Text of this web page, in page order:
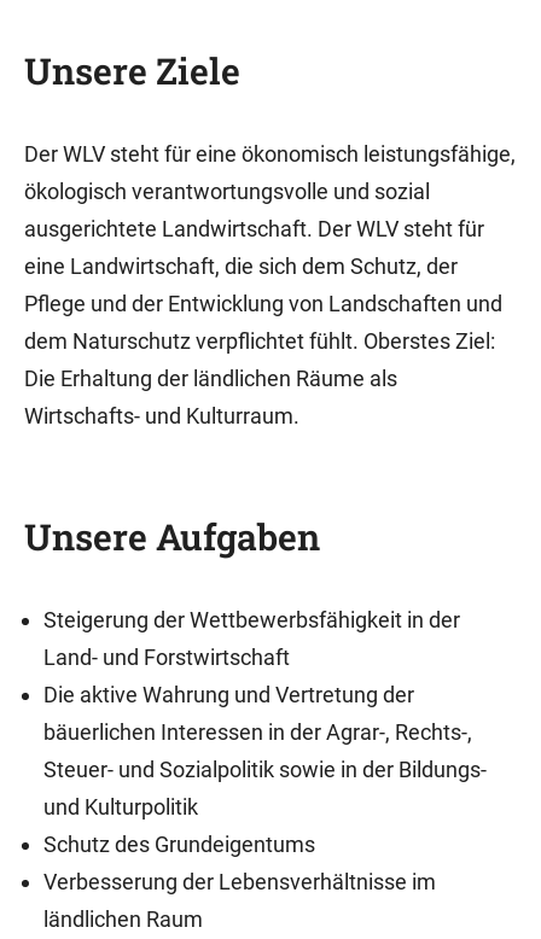
Unsere Ziele
Der WLV steht für eine ökonomisch leistungsfähige,
ökologisch verantwortungsvolle und sozial
ausgerichtete Landwirtschaft. Der WLV steht für
eine Landwirtschaft, die sich dem Schutz, der
Pflege und der Entwicklung von Landschaften und
dem Naturschutz verpflichtet fühlt. Oberstes Ziel:
Die Erhaltung der ländlichen Räume als
Wirtschafts- und Kulturraum.
Unsere Aufgaben
Steigerung der Wettbewerbsfähigkeit in der
Land- und Forstwirtschaft
Die aktive Wahrung und Vertretung der
bäuerlichen Interessen in der Agrar-, Rechts-,
Steuer- und Sozialpolitik sowie in der Bildungs-
und Kulturpolitik
Schutz des Grundeigentums
Verbesserung der Lebensverhältnisse im
ländlichen Raum